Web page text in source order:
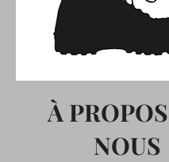
À
NOUS